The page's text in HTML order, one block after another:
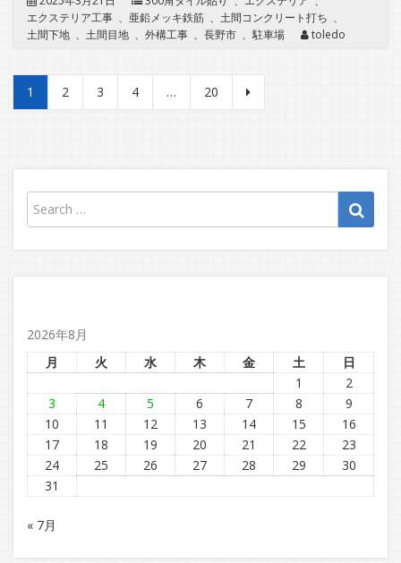
エクステリア工事 、 亜鉛メッキ鉄筋 、 土間コンクリート打ち 、
土間下地 、 土間目地 、 外構工事 、 長野市 、駐車場 toledo
投
稿
ペ
ー
ジ
送
1 2 3 4 … 20
2026年8月
月
火 水 木 金 土
日
1
2
3
4 5 6 7 8
9
10
11 12 13 14 15
16
17
18 19 20 21 22
23
24
25 26 27 28 29
30
31
« 7月